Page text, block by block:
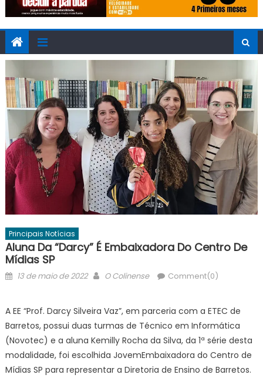
Principais Notícias
Aluna Da “Darcy” É Embaixadora Do Centro De
Mídias SP
Posted
13 de maio de 2022 Author
O Colinense Comment(0)
A EE “Prof. Darcy Silveira Vaz”, em parceria com a ETEC de
Barretos, possui duas turmas de Técnico em Informática
(Novotec) e a aluna Kemilly Rocha da Silva, da 1ª série desta
modalidade, foi escolhida JovemEmbaixadora do Centro de
Mídias SP para representar a Diretoria de Ensino de Barretos.